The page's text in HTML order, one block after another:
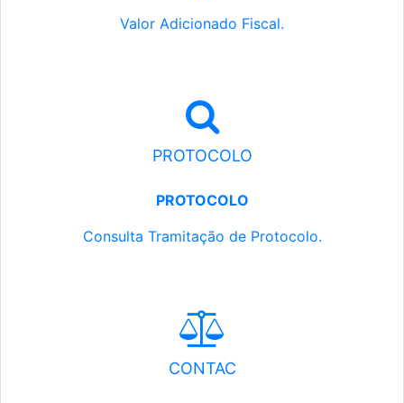
Valor Adicionado Fiscal.
PROTOCOLO
PROTOCOLO
Consulta Tramitação de Protocolo.
CONTAC